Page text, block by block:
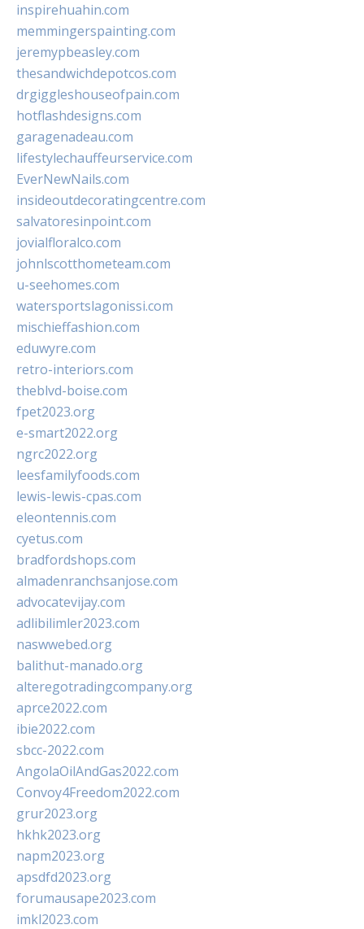
inspirehuahin.com
memmingerspainting.com
jeremypbeasley.com
thesandwichdepotcos.com
drgiggleshouseofpain.com
hotflashdesigns.com
garagenadeau.com
lifestylechauffeurservice.com
EverNewNails.com
insideoutdecoratingcentre.com
salvatoresinpoint.com
jovialfloralco.com
johnlscotthometeam.com
u-seehomes.com
watersportslagonissi.com
mischieffashion.com
eduwyre.com
retro-interiors.com
theblvd-boise.com
fpet2023.org
e-smart2022.org
ngrc2022.org
leesfamilyfoods.com
lewis-lewis-cpas.com
eleontennis.com
cyetus.com
bradfordshops.com
almadenranchsanjose.com
advocatevijay.com
adlibilimler2023.com
naswwebed.org
balithut-manado.org
alteregotradingcompany.org
aprce2022.com
ibie2022.com
sbcc-2022.com
AngolaOilAndGas2022.com
Convoy4Freedom2022.com
grur2023.org
hkhk2023.org
napm2023.org
apsdfd2023.org
forumausape2023.com
imkl2023.com